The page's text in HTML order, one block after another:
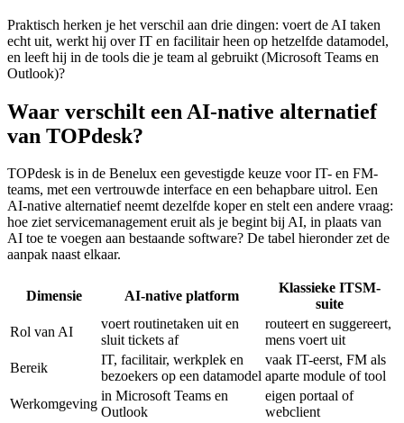
Praktisch herken je het verschil aan drie dingen: voert de AI taken
echt uit, werkt hij over IT en facilitair heen op hetzelfde datamodel,
en leeft hij in de tools die je team al gebruikt (Microsoft Teams en
Outlook)?
Waar verschilt een AI-native alternatief
van TOPdesk?
TOPdesk is in de Benelux een gevestigde keuze voor IT- en FM-
teams, met een vertrouwde interface en een behapbare uitrol. Een
AI-native alternatief neemt dezelfde koper en stelt een andere vraag:
hoe ziet servicemanagement eruit als je begint bij AI, in plaats van
AI toe te voegen aan bestaande software? De tabel hieronder zet de
aanpak naast elkaar.
Dimensie AI-native platform
Klassieke ITSM-
suite
Rol van AI
voert routinetaken uit en
sluit tickets af
routeert en suggereert,
mens voert uit
Bereik
IT, facilitair, werkplek en
bezoekers op een datamodel
vaak IT-eerst, FM als
aparte module of tool
Werkomgeving
in Microsoft Teams en
Outlook
eigen portaal of
webclient